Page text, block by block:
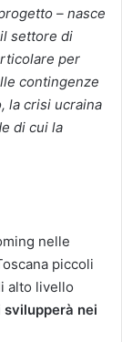
– nasce
settore di
per
contingenze
la crisi ucraina
di cui la
nelle
piccoli
alto livello
nei